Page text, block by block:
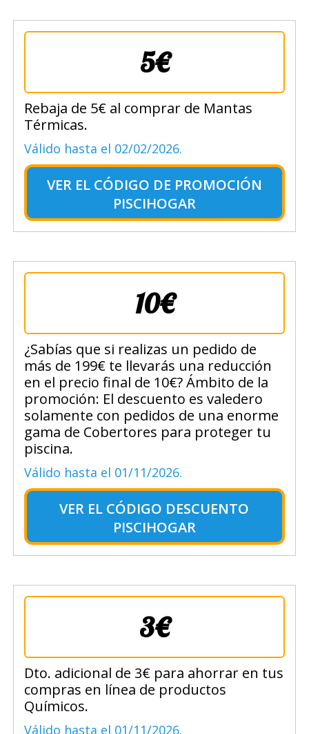
5€
Rebaja de 5€ al comprar de Mantas
Térmicas.
Válido hasta el 02/02/2026.
VER EL CÓDIGO DE PROMOCIÓN
PISCIHOGAR
10€
¿Sabías que si realizas un pedido de
más de 199€ te llevarás una reducción
en el precio final de 10€? Ámbito de la
promoción: El descuento es valedero
solamente con pedidos de una enorme
gama de Cobertores para proteger tu
piscina.
Válido hasta el 01/11/2026.
VER EL CÓDIGO DESCUENTO
PISCIHOGAR
3€
Dto. adicional de 3€ para ahorrar en tus
compras en línea de productos
Químicos.
Válido hasta el 01/11/2026.